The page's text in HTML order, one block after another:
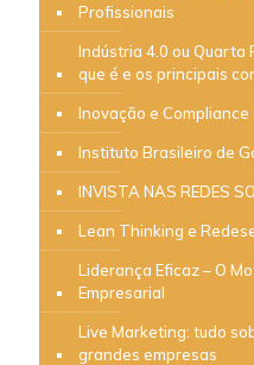
Profissionais
Indústria 4.0 ou Quarta
que é e os principais
Inovação e Compliance
Instituto Brasileiro de
INVISTA NAS REDES
Lean Thinking e
Liderança Eficaz – O
Empresarial
Live Marketing: tudo
grandes empresas